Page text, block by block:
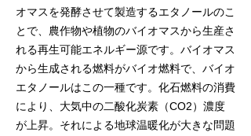
オマスを発酵させて製造するエタノールのこ
とで、農作物や植物のバイオマスから生産さ
れる再生可能エネルギー源です。バイオマス
から生成される燃料がバイオ燃料で、バイオ
エタノールはこの一種です。化石燃料の消費
により、大気中の二酸化炭素（CO2）濃度
が上昇。それによる地球温暖化が大きな問題